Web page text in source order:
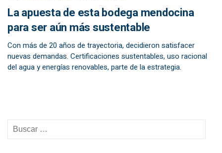
La apuesta de esta bodega mendocina
para ser aún más sustentable
Con más de 20 años de trayectoria, decidieron satisfacer
nuevas demandas. Certificaciones sustentables, uso racional
del agua y energías renovables, parte de la estrategia.